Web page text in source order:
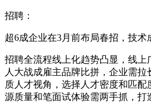
招聘：
超6成企业在3月前布局春招，技
招聘全流程线上化趋势凸显，线
人大战成雇主品牌比拼，企业需
质人才视角，选择人才密度和匹
源质量和笔面试体验需两手抓，打